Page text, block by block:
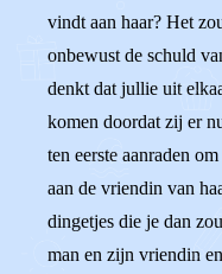
vindt aan haar? Het
onbewust de schuld
denkt dat jullie uit
komen doordat zij er
ten eerste aanraden
aan de vriendin van
dingetjes die je dan
man en zijn vriendin